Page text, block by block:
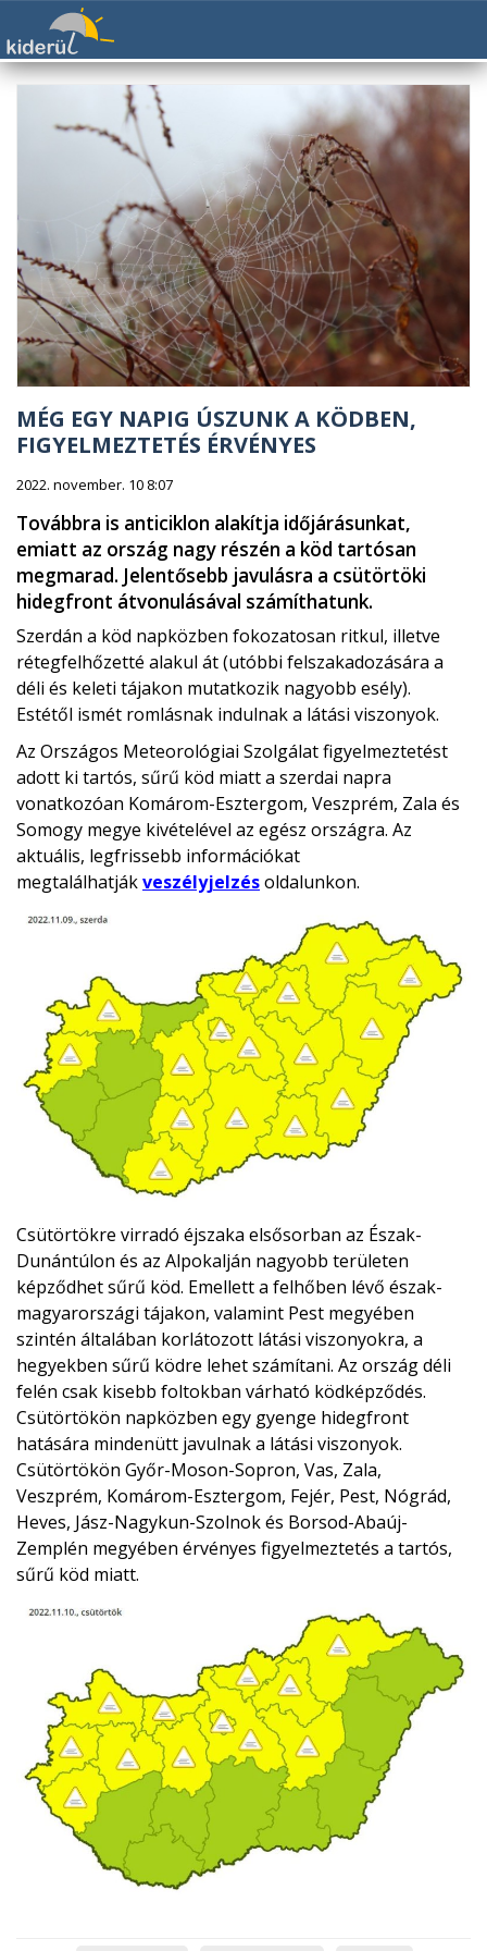
MÉG EGY NAPIG ÚSZUNK A KÖDBEN,
FIGYELMEZTETÉS ÉRVÉNYES
2022. november. 10 8:07
Továbbra is anticiklon alakítja időjárásunkat,
emiatt az ország nagy részén a köd tartósan
megmarad. Jelentősebb javulásra a csütörtöki
hidegfront átvonulásával számíthatunk.
Szerdán a köd napközben fokozatosan ritkul, illetve
rétegfelhőzetté alakul át (utóbbi felszakadozására a
déli és keleti tájakon mutatkozik nagyobb esély).
Estétől ismét romlásnak indulnak a látási viszonyok.
Az Országos Meteorológiai Szolgálat figyelmeztetést
adott ki tartós, sűrű köd miatt a szerdai napra
vonatkozóan Komárom-Esztergom, Veszprém, Zala és
Somogy megye kivételével az egész országra. Az
aktuális, legfrissebb információkat
megtalálhatjákveszélyjelzésoldalunkon.
Csütörtökre virradó éjszaka elsősorban az Észak-
Dunántúlon és az Alpokalján nagyobb területen
képződhet sűrű köd. Emellett a felhőben lévő észak-
magyarországi tájakon, valamint Pest megyében
szintén általában korlátozott látási viszonyokra, a
hegyekben sűrű ködre lehet számítani. Az ország déli
felén csak kisebb foltokban várható ködképződés.
Csütörtökön napközben egy gyenge hidegfront
hatására mindenütt javulnak a látási viszonyok.
Csütörtökön Győr-Moson-Sopron, Vas, Zala,
Veszprém, Komárom-Esztergom, Fejér, Pest, Nógrád,
Heves, Jász-Nagykun-Szolnok és Borsod-Abaúj-
Zemplén megyében érvényes figyelmeztetés a tartós,
sűrű köd miatt.